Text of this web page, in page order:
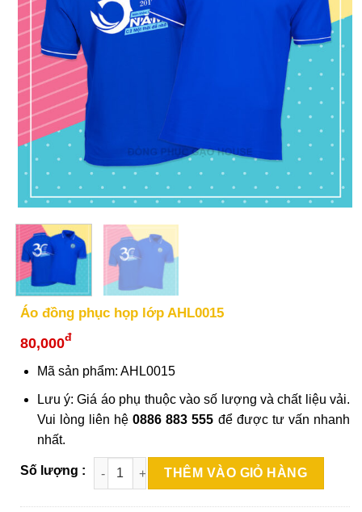
Áo đồng phục họp lớp AHL0015
80,000đ
Mã sản phẩm: AHL0015
Lưu ý: Giá áo phụ thuộc vào số lượng và chất liệu vải.
Vui lòng liên hệ0886 883 555 để được tư vấn nhanh
nhất.
THÊM VÀO GIỎ HÀNG